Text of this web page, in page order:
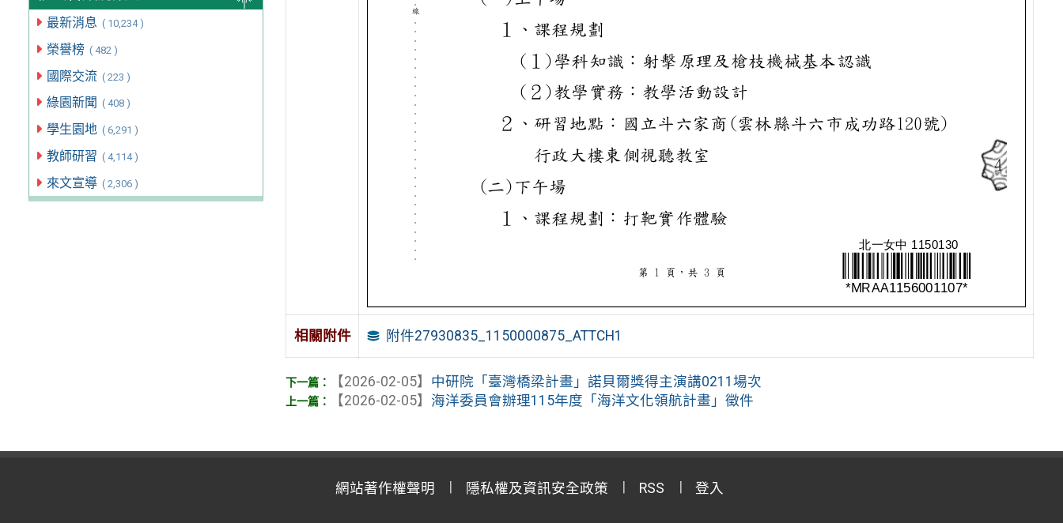
最新消息 ( 10,234 )
榮譽榜 ( 482 )
國際交流 ( 223 )
綠園新聞 ( 408 )
學生園地 ( 6,291 )
教師研習 ( 4,114 )
來文宣導 ( 2,306 )
相關附件 附件27930835_1150000875_ATTCH1
【2026-02-05】 中研院「臺灣橋梁計畫」諾貝爾獎得主演講0211場次
【2026-02-05】 海洋委員會辦理115年度「海洋文化領航計畫」徵件
網站著作權聲明 隱私權及資訊安全政策 RSS 登入